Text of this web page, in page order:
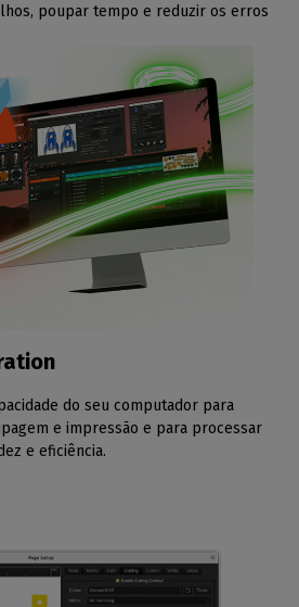
poupar tempo e reduzir os erros
do seu computador para
e impressão e para processar
e eficiência.